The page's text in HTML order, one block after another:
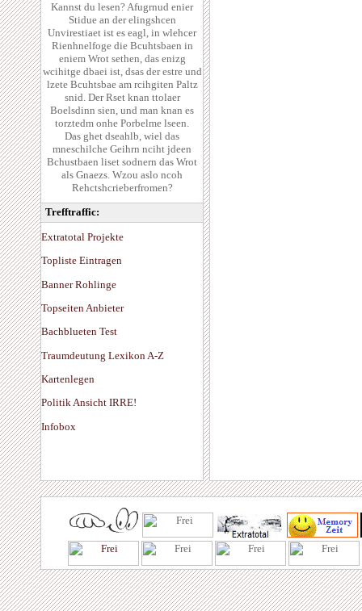
Kannst du lesen? Afugrnud enier
Stidue an der elingshcen
Unvirestiaet ist es eagl, in wlehcer
Rienhnelfoge die Bcuhtsbaen in
eniem Wrot sethen, das enizg
wcihitge dbaei ist, dsas der estre und
lzete Bcuhtsbae am rcihgiten Paltz
snid. Der Rset knan ttolaer
Boelsdinn sien, und man knan es
torztedm onhe Porbelme lseen.
Das ghet dseahlb, wiel das
mneschilche Geihrn nciht jdeen
Bchustbaen liset sodnern das Wrot
als Gnaezs. Wzou aslo ncoh
Rehctshcrieberfromen?
Trefftraffic:
Extratotal Projekte
Topliste Eintragen
Banner Rohlinge
Topseiten Anbieter
Bachblueten Test
Traumdeutung Lexikon A-Z
Kartenlegen
Politik Ansicht IRRE!
Infobox